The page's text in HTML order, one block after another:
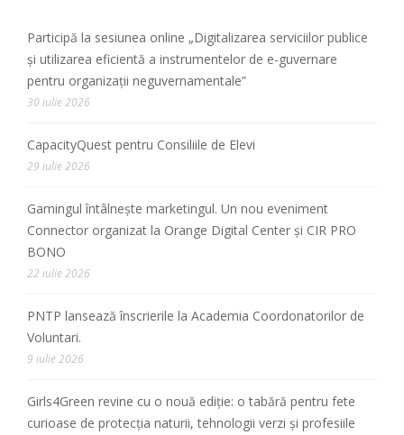
Participă la sesiunea online „Digitalizarea serviciilor publice
și utilizarea eficientă a instrumentelor de e-guvernare
pentru organizații neguvernamentale”
30 iulie 2026
CapacityQuest pentru Consiliile de Elevi
29 iulie 2026
Gamingul întâlnește marketingul. Un nou eveniment
Connector organizat la Orange Digital Center și CIR PRO
BONO
22 iulie 2026
PNTP lansează înscrierile la Academia Coordonatorilor de
Voluntari.
9 iulie 2026
Girls4Green revine cu o nouă ediție: o tabără pentru fete
curioase de protecția naturii, tehnologii verzi și profesiile